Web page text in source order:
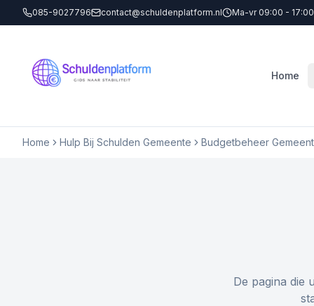
085-9027796 contact@schuldenplatform.nl Ma-vr 09:00 - 17:00
Home
Home Hulp Bij Schulden Gemeente Budgetbeheer
De pagina die